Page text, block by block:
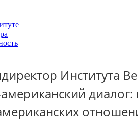
Института